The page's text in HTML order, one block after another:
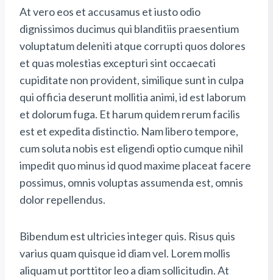
At vero eos et accusamus et iusto odio
dignissimos ducimus qui blanditiis praesentium
voluptatum deleniti atque corrupti quos dolores
et quas molestias excepturi sint occaecati
cupiditate non provident, similique sunt in culpa
qui officia deserunt mollitia animi, id est laborum
et dolorum fuga. Et harum quidem rerum facilis
est et expedita distinctio. Nam libero tempore,
cum soluta nobis est eligendi optio cumque nihil
impedit quo minus id quod maxime placeat facere
possimus, omnis voluptas assumenda est, omnis
dolor repellendus.
Bibendum est ultricies integer quis. Risus quis
varius quam quisque id diam vel. Lorem mollis
aliquam ut porttitor leo a diam sollicitudin. At